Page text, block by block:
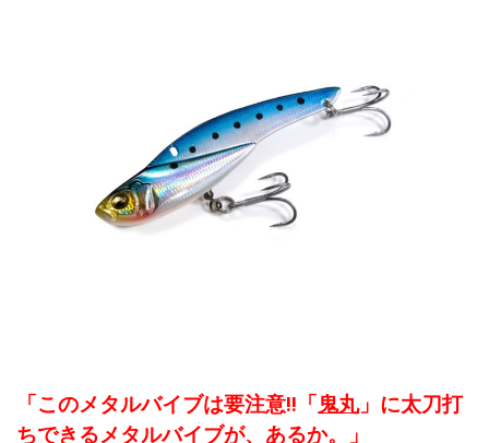
「このメタルバイブは要注意!!「 鬼丸」に太刀打
ちできるメタルバイブが、あるか。」